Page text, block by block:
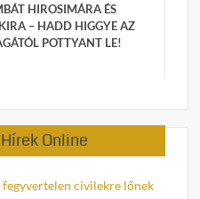
HIROSIMÁRA ÉS
– HADD HIGGYE AZ
POTTYANT LE!
Online
civilekre lőnek